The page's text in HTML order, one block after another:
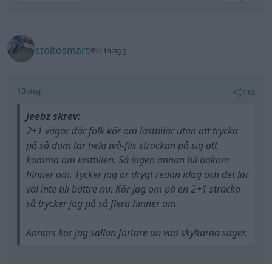
stoltosmart897 Inlägg
13 maj #13
Jeebz skrev:
2+1 vägar där folk kör om lastbilar utan att trycka
på så dom tar hela två-fils sträckan på sig att
komma om lastbilen. Så ingen annan bil bakom
hinner om. Tycker jag är drygt redan idag och det lär
väl inte bli bättre nu. Kör jag om på en 2+1 sträcka
så trycker jag på så flera hinner om.
Annars kör jag sällan fortare än vad skyltarna säger.